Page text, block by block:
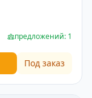
предложений: 1
Под заказ